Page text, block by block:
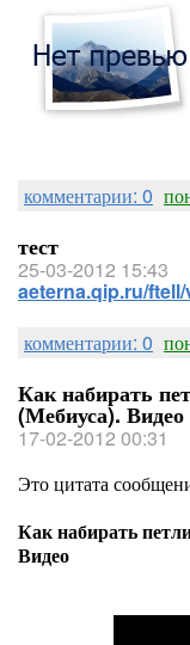
комментарии: 0
тест
25-03-2012 15:43
aeterna.qip.ru/ftell/
комментарии: 0
Как набирать
(Мебиуса). Видео
17-02-2012 00:31
Это цитата
Как набирать
Видео